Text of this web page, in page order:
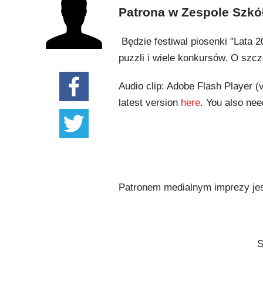
Patrona w Zespole
Będzie festiwal piosenki "Lata
puzzli i wiele konkursów. O
Audio clip: Adobe Flash Player
latest version here. You also
Patronem medialnym imprezy